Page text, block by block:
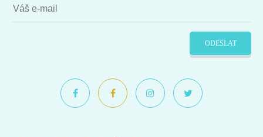
ODESLAT